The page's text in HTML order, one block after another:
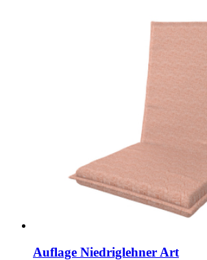
Auflage Niedriglehner Art